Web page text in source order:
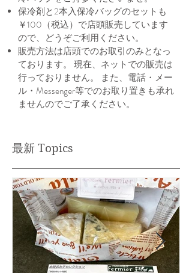
保冷剤と2本入保冷バッグのセットも
￥100（税込）で店頭販売しています
ので、どうぞご利用ください。
​販売方法は店頭でのお取引のみとなっ
ております。 現在、ネットでの販売は
行っておりません。 また、電話・メー
ル・Messenger等でのお取り置きも承れ
ませんのでご了承ください。
最新 Topics